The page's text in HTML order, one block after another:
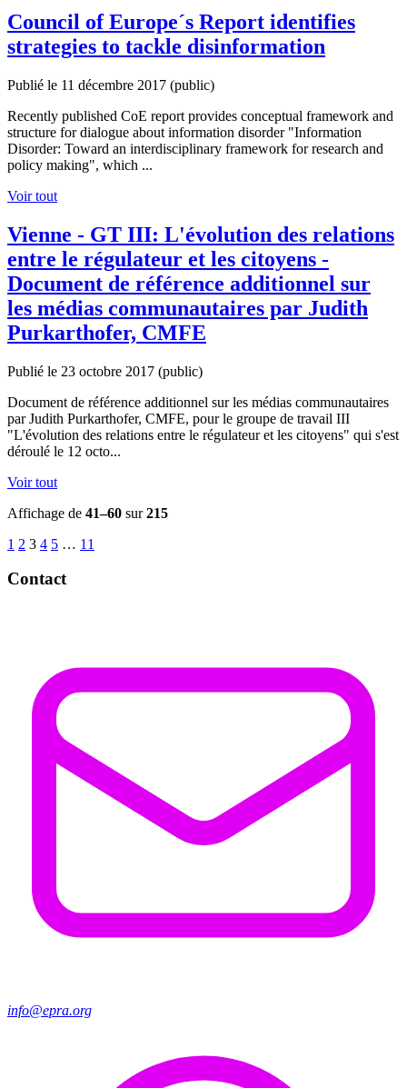
Council of Europe´s Report identifies
strategies to tackle disinformation
Publié le 11 décembre 2017 (public)
Recently published CoE report provides conceptual framework and
structure for dialogue about information disorder "Information
Disorder: Toward an interdisciplinary framework for research and
policy making", which ...
Voir tout
Vienne - GT III: L'évolution des relations
entre le régulateur et les citoyens -
Document de référence additionnel sur
les médias communautaires par Judith
Purkarthofer, CMFE
Publié le 23 octobre 2017 (public)
Document de référence additionnel sur les médias communautaires
par Judith Purkarthofer, CMFE, pour le groupe de travail III
"L'évolution des relations entre le régulateur et les citoyens" qui s'est
déroulé le 12 octo...
Voir tout
Affichage de 41–60 sur215
1 2 3 4 5 … 11
Contact
info@epra.org